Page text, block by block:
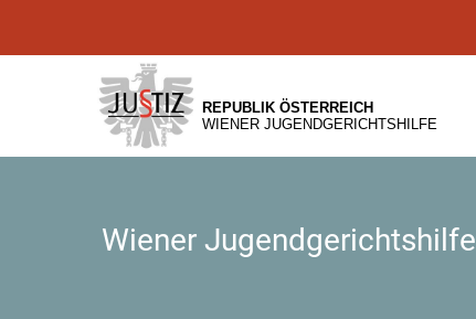
[1]
[2]
[3]
REPUBLIK ÖSTERREICH
WIENER JUGENDGERICHTSHILFE
Wiener Jugendgerichtshilfe